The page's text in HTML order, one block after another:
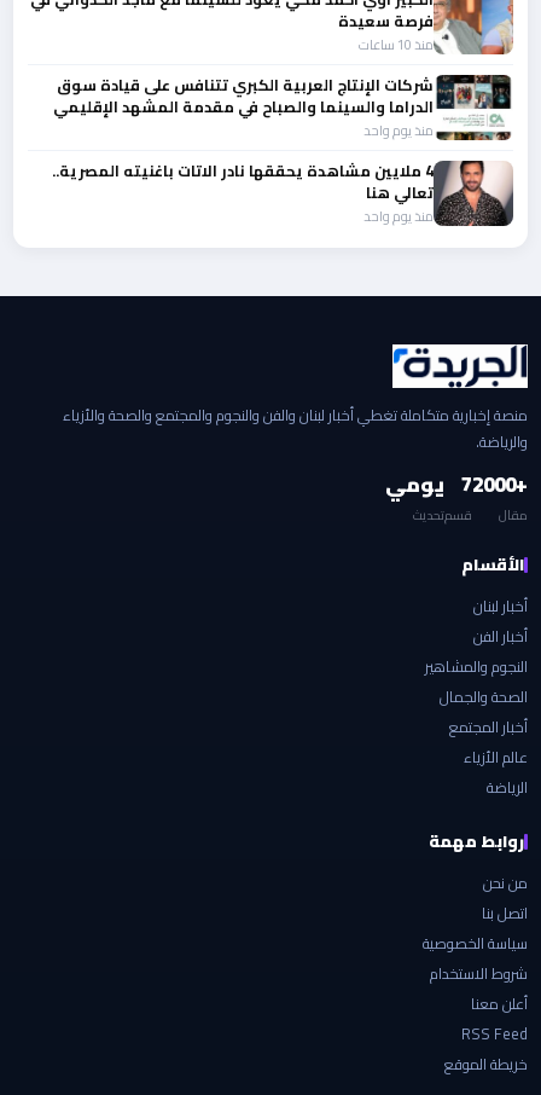
فرصة سعيدة
منذ 10 ساعات
شركات الإنتاج العربية الكبري تتنافس على قيادة سوق
الدراما والسينما والصباح في مقدمة المشهد الإقليمي
منذ يوم واحد
4 ملايين مشاهدة يحققها نادر الاتات باغنيته المصرية..
تعالي هنا
منذ يوم واحد
منصة إخبارية متكاملة تغطي أخبار لبنان والفن والنجوم والمجتمع والصحة والأزياء
والرياضة.
+2000
مقال
7
قسم
يومي
تحديث
الأقسام
أخبار لبنان
أخبار الفن
النجوم والمشاهير
الصحة والجمال
أخبار المجتمع
عالم الأزياء
الرياضة
روابط مهمة
من نحن
اتصل بنا
سياسة الخصوصية
شروط الاستخدام
أعلن معنا
RSS Feed
خريطة الموقع